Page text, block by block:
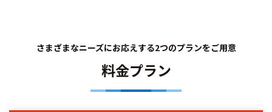
さまざまなニーズにお応えする2つのプランをご用意
料金プラン